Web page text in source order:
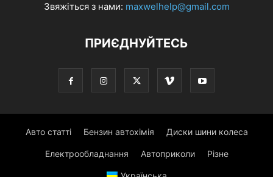
Звяжіться з нами: maxwelhelp@gmail.com
ПРИЄДНУЙТЕСЬ
Авто статті Бензин автохімія Диски шини колеса
Електрообладнання Автоприколи Різне